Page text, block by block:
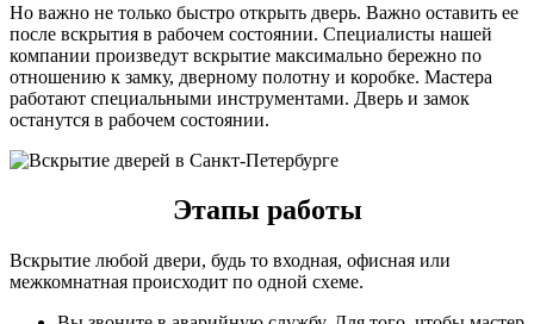
Но важно не только быстро открыть дверь. Важно оставить ее
после вскрытия в рабочем состоянии. Специалисты нашей
компании произведут вскрытие максимально бережно по
отношению к замку, дверному полотну и коробке. Мастера
работают специальными инструментами. Дверь и замок
останутся в рабочем состоянии.
Этапы работы
Вскрытие любой двери, будь то входная, офисная или
межкомнатная происходит по одной схеме.